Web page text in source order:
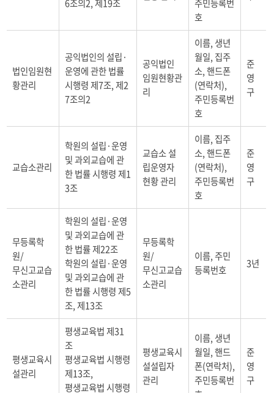
하
요
개
인
항
보
있
테
이
블
입
니
6조의2, 제19조
주민등록번
호
법인임원현
황관리
공익법인의 설립·
운영에 관한 법률
시행령 제7조, 제2
7조의2
공익법인
임원현황관
리
이름, 생년
월일, 집주
소, 핸드폰
(연락처),
주민등록번
호
준
영
구
교습소관리
학원의 설립·운영
및 과외교습에 관
한 법률 시행령 제1
3조
교습소 설
립운영자
현황 관리
이름, 집주
소, 핸드폰
(연락처),
주민등록번
호
준
영
구
무등록학
원/
무신고교습
소관리
학원의 설립·운영
및 과외교습에 관
한 법률 제22조
학원의 설립·운영
및 과외교습에 관
한 법률 시행령 제5
조, 제13조
무등록학
원/
무신고교습
소관리
이름, 주민
등록번호
3년
평생교육시
설관리
평생교육법 제31
조
평생교육법 시행령
제13조,
평생교육법 시행령
평생교육시
설설립자
관리
이름, 생년
월일, 핸드
폰(연락처),
주민등록번
준
영
구